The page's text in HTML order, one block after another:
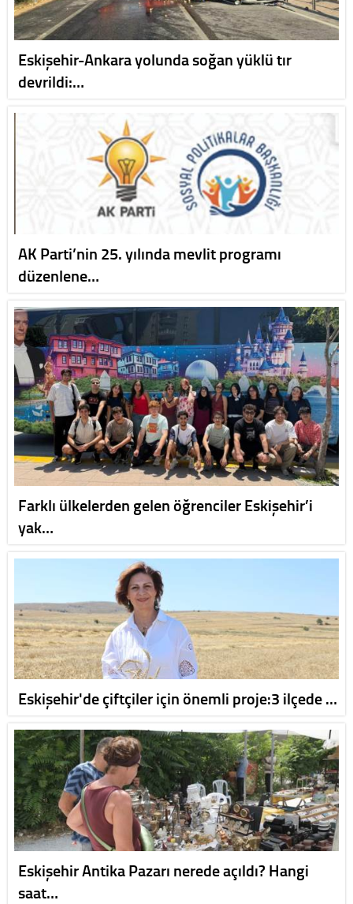
Eskişehir-Ankara yolunda soğan yüklü tır
devrildi:…
AK Parti’nin 25. yılında mevlit programı
düzenlene…
Farklı ülkelerden gelen öğrenciler Eskişehir’i
yak…
Eskişehir'de çiftçiler için önemli proje:3 ilçede …
Eskişehir Antika Pazarı nerede açıldı? Hangi
saat…